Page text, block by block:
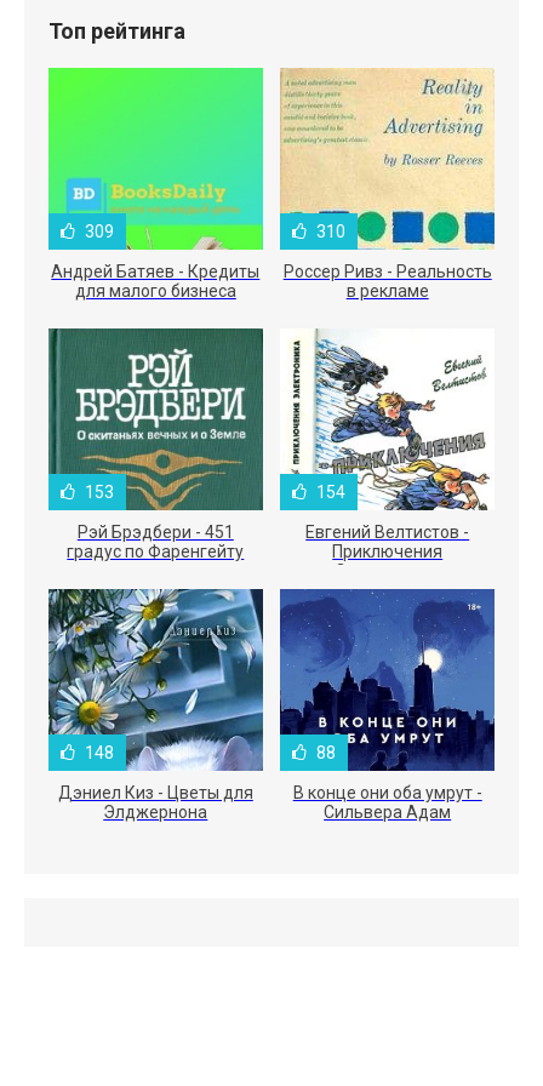
Топ рейтинга
309
Андрей Батяев - Кредиты
для малого бизнеса
310
Россер Ривз - Реальность
в рекламе
153
Рэй Брэдбери - 451
градус по Фаренгейту
154
Евгений Велтистов -
Приключения
Электроника
148
Дэниел Киз - Цветы для
Элджернона
88
В конце они оба умрут -
Сильвера Адам